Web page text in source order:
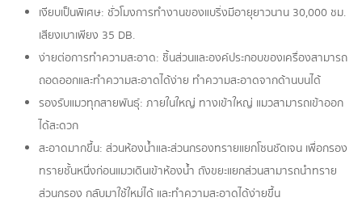
เงียบเป็นพิเศษ: ชั่วโมงการทำงานของแบริ่งมีอายุยาวนาน 30,000 ชม.
เสียงเบาเพียง 35 DB.
ง่ายต่อการทำความสะอาด: ชิ้นส่วนและองค์ประกอบของเครื่องสามารถ
ถอดออกและทำความสะอาดได้ง่าย ทำความสะอาดจากด้านบนได้
รองรับแมวทุกสายพันธุ์: ภายในใหญ่ ทางเข้าใหญ่ แมวสามารถเข้าออก
ได้สะดวก
สะอาดมากขึ้น: ส่วนห้องน้ำและส่วนกรองทรายแยกโซนชัดเจน เพื่อกรอง
ทรายชั้นหนึ่งก่อนแมวเดินเข้าห้องน้ำ ถังขยะแยกส่วนสามารถนำทราย
ส่วนกรอง กลับมาใช้ใหม่ได้ และทำความสะอาดได้ง่ายขึ้น